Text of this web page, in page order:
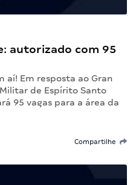
autorizado com 95
aí! Em resposta ao Gran
de Espírito Santo
95 vagas para a área da
Compartilhe